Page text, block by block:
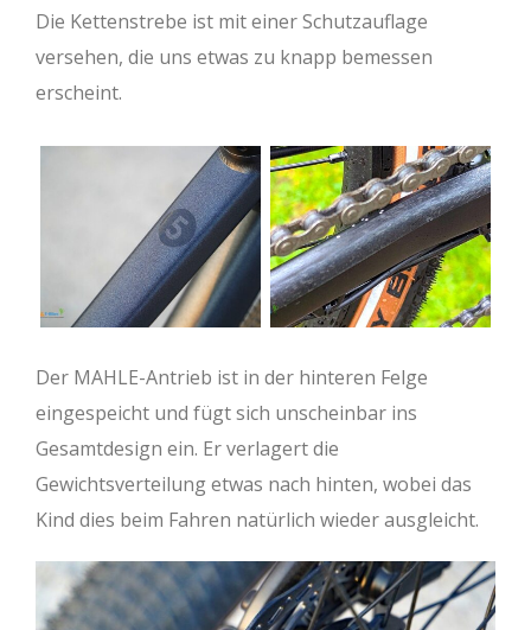
Die Kettenstrebe ist mit einer Schutzauflage
versehen, die uns etwas zu knapp bemessen
erscheint.
Der MAHLE-Antrieb ist in der hinteren Felge
eingespeicht und fügt sich unscheinbar ins
Gesamtdesign ein. Er verlagert die
Gewichtsverteilung etwas nach hinten, wobei das
Kind dies beim Fahren natürlich wieder ausgleicht.